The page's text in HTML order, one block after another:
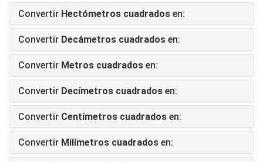
Convertir Hectómetros cuadrados en:
Convertir Decámetros cuadrados en:
Convertir Metros cuadrados en:
Convertir Decímetros cuadrados en:
Convertir Centímetros cuadrados en:
Convertir Milímetros cuadrados en: